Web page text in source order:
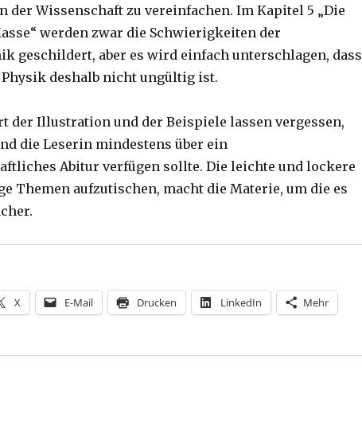
der Wissenschaft zu vereinfachen. Im Kapitel 5 „Die
werden zwar die Schwierigkeiten der
geschildert, aber es wird einfach unterschlagen, dass
deshalb nicht ungültig ist.
der Illustration und der Beispiele lassen vergessen,
die Leserin mindestens über ein
Abitur verfügen sollte. Die leichte und lockere
Themen aufzutischen, macht die Materie, um die es
X E-Mail Drucken LinkedIn Mehr